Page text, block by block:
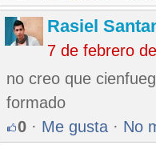
Rasiel
7 de febrero
no creo que
formado
0 · Me gusta · No